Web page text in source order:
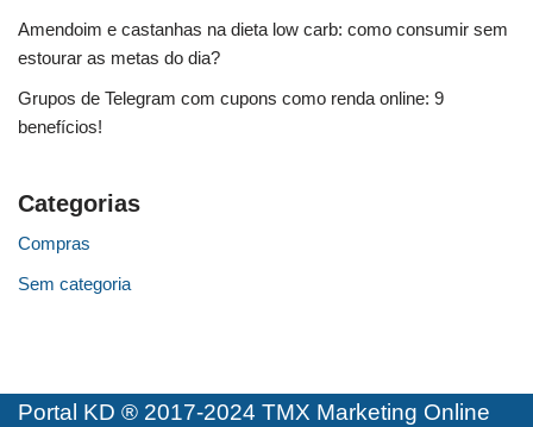
Amendoim e castanhas na dieta low carb: como consumir sem
estourar as metas do dia?
Grupos de Telegram com cupons como renda online: 9
benefícios!
Categorias
Compras
Sem categoria
Portal KD ® 2017-2024 TMX Marketing Online